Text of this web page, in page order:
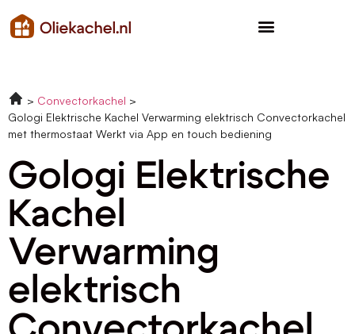
Convectorkachel
Gologi Elektrische Kachel Verwarming elektrisch Convectorkachel
met thermostaat Werkt via App en touch bediening
Gologi Elektrische
Kachel
Verwarming
elektrisch